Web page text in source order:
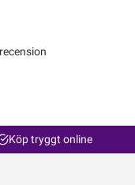
Köp tryggt online